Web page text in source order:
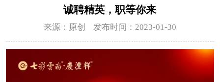
诚聘精英，职等你来
来源：原创 发布时间：2023-01-30